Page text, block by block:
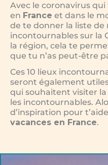
Avec le coronavirus
en France et dans le
de te donner la liste de
incontournables sur la
la région, cela te
que tu n’as peut-être
Ces 10 lieux
seront également
qui souhaitent visiter la
les incontournables.
d’inspiration pour
vacances en France.